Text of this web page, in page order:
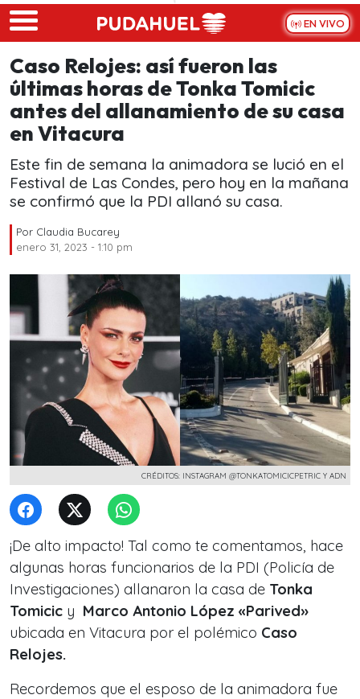
Skip to main content
EN VIVO
Caso Relojes: así fueron las
últimas horas de Tonka Tomicic
antes del allanamiento de su casa
en Vitacura
Este fin de semana la animadora se lució en el
Festival de Las Condes, pero hoy en la mañana
se confirmó que la PDI allanó su casa.
Por Claudia Bucarey
enero 31, 2023 - 1:10 pm
CRÉDITOS: INSTAGRAM @TONKATOMICICPETRIC Y ADN
¡De alto impacto! Tal como te comentamos, hace
algunas horas funcionarios de la PDI (Policía de
Investigaciones) allanaron la casa de Tonka
Tomicic y Marco Antonio López «Parived»
ubicada en Vitacura por el polémico Caso
Relojes.
Recordemos que el esposo de la animadora fue